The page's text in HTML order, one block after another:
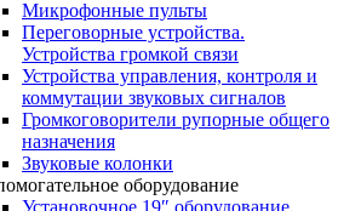
Микрофонные пульты
Переговорные устройства.
Устройства громкой связи
Устройства управления, контроля и
коммутации звуковых сигналов
Громкоговорители рупорные общего
назначения
Звуковые колонки
оборудование
Установочное 19″ оборудование.